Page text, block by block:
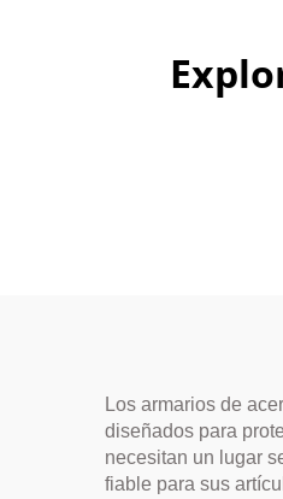
Los armarios de
diseñados para
necesitan un lugar
fiable para sus